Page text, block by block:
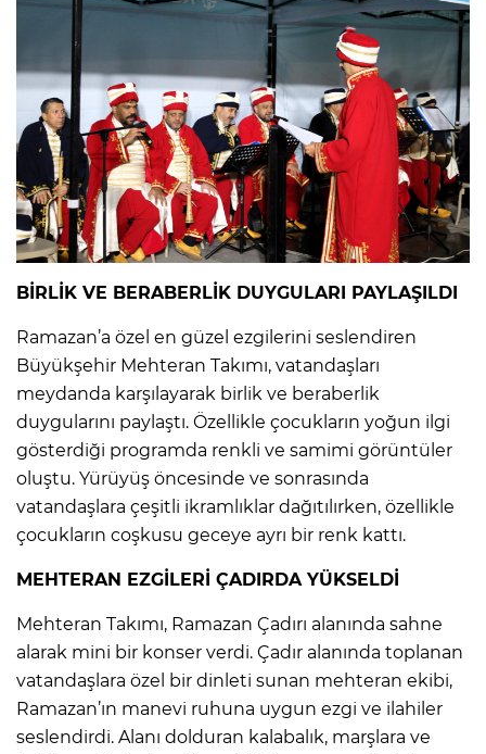
BİRLİK VE BERABERLİK DUYGULARI PAYLAŞILDI
Ramazan’a özel en güzel ezgilerini seslendiren
Büyükşehir Mehteran Takımı, vatandaşları
meydanda karşılayarak birlik ve beraberlik
duygularını paylaştı. Özellikle çocukların yoğun ilgi
gösterdiği programda renkli ve samimi görüntüler
oluştu. Yürüyüş öncesinde ve sonrasında
vatandaşlara çeşitli ikramlıklar dağıtılırken, özellikle
çocukların coşkusu geceye ayrı bir renk kattı.
MEHTERAN EZGİLERİ ÇADIRDA YÜKSELDİ
Mehteran Takımı, Ramazan Çadırı alanında sahne
alarak mini bir konser verdi. Çadır alanında toplanan
vatandaşlara özel bir dinleti sunan mehteran ekibi,
Ramazan’ın manevi ruhuna uygun ezgi ve ilahiler
seslendirdi. Alanı dolduran kalabalık, marşlara ve